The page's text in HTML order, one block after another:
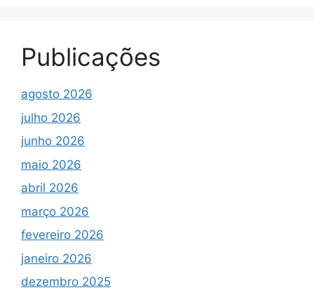
Publicações
agosto 2026
julho 2026
junho 2026
maio 2026
abril 2026
março 2026
fevereiro 2026
janeiro 2026
dezembro 2025